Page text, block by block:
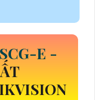
E -